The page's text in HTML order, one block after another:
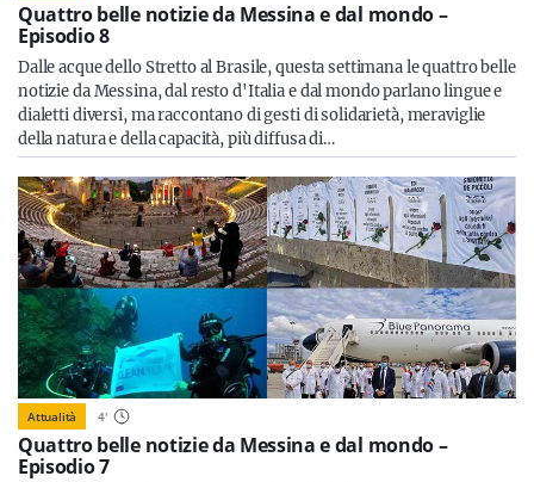
Quattro belle notizie da Messina e dal mondo –
Episodio 8
Dalle acque dello Stretto al Brasile, questa settimana le quattro belle
notizie da Messina, dal resto d'Italia e dal mondo parlano lingue e
dialetti diversi, ma raccontano di gesti di solidarietà, meraviglie
della natura e della capacità, più diffusa di…
Attualità 4'
Quattro belle notizie da Messina e dal mondo –
Episodio 7